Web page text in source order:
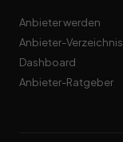
Anbieter werden
Anbieter-Verzeichnis
Dashboard
Anbieter-Ratgeber